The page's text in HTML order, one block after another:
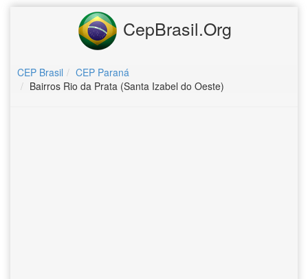
CepBrasil.Org
CEP Brasil
CEP Paraná
Bairros Rio da Prata (Santa Izabel do Oeste)